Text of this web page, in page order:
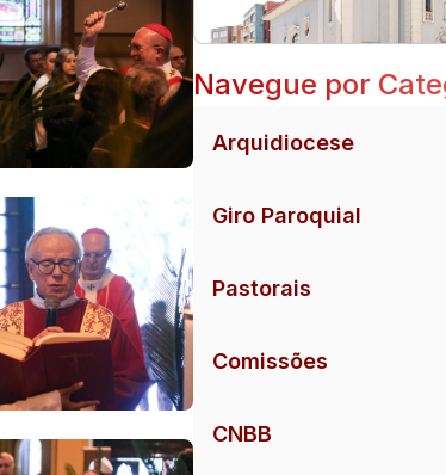
Navegue por
Arquidiocese
Giro Paroquial
Pastorais
Comissões
CNBB